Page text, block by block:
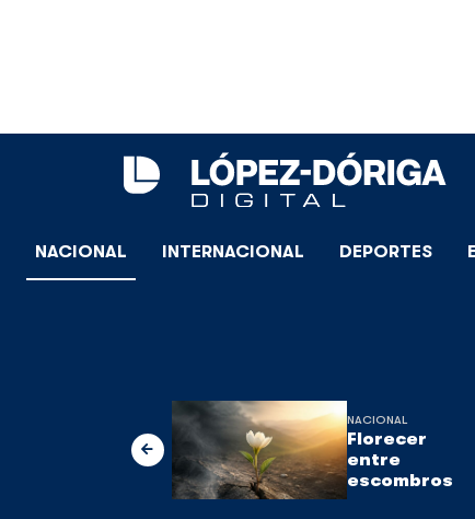
NACIONAL INTERNACIONAL DEPORTES
NACIONAL
Florecer
entre
escombros